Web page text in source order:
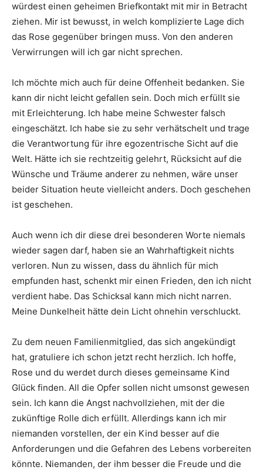
würdest einen geheimen Briefkontakt mit mir in Betracht
ziehen. Mir ist bewusst, in welch komplizierte Lage dich
das Rose gegenüber bringen muss. Von den anderen
Verwirrungen will ich gar nicht sprechen.
Ich möchte mich auch für deine Offenheit bedanken. Sie
kann dir nicht leicht gefallen sein. Doch mich erfüllt sie
mit Erleichterung. Ich habe meine Schwester falsch
eingeschätzt. Ich habe sie zu sehr verhätschelt und trage
die Verantwortung für ihre egozentrische Sicht auf die
Welt. Hätte ich sie rechtzeitig gelehrt, Rücksicht auf die
Wünsche und Träume anderer zu nehmen, wäre unser
beider Situation heute vielleicht anders. Doch geschehen
ist geschehen.
Auch wenn ich dir diese drei besonderen Worte niemals
wieder sagen darf, haben sie an Wahrhaftigkeit nichts
verloren. Nun zu wissen, dass du ähnlich für mich
empfunden hast, schenkt mir einen Frieden, den ich nicht
verdient habe. Das Schicksal kann mich nicht narren.
Meine Dunkelheit hätte dein Licht ohnehin verschluckt.
Zu dem neuen Familienmitglied, das sich angekündigt
hat, gratuliere ich schon jetzt recht herzlich. Ich hoffe,
Rose und du werdet durch dieses gemeinsame Kind
Glück finden. All die Opfer sollen nicht umsonst gewesen
sein. Ich kann die Angst nachvollziehen, mit der die
zukünftige Rolle dich erfüllt. Allerdings kann ich mir
niemanden vorstellen, der ein Kind besser auf die
Anforderungen und die Gefahren des Lebens vorbereiten
könnte. Niemanden, der ihm besser die Freude und die